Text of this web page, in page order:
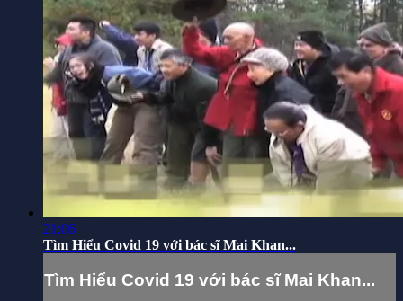
21:06
Tìm Hiểu Covid 19 với bác sĩ Mai Khan...
Tìm Hiểu Covid 19 với bác sĩ Mai Khan...